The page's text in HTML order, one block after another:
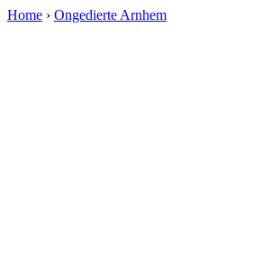
Home › Ongedierte Arnhem